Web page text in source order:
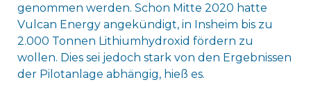
genommen werden. Schon Mitte 2020 hatte
Vulcan Energy angekündigt, in Insheim bis zu
2.000 Tonnen Lithiumhydroxid fördern zu
wollen. Dies sei jedoch stark von den Ergebnissen
der Pilotanlage abhängig, hieß es.